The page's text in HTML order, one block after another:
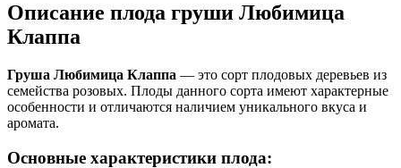
Описание плода груши Любимица
Клаппа
Груша Любимица Клаппа — это сорт плодовых деревьев из
семейства розовых. Плоды данного сорта имеют характерные
особенности и отличаются наличием уникального вкуса и
аромата.
Основные характеристики плода: